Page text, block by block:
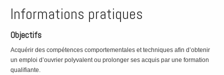
Informations pratiques
Objectifs
Acquérir des compétences comportementales et techniques afin d’obtenir
un emploi d’ouvrier polyvalent ou prolonger ses acquis par une formation
qualifiante.